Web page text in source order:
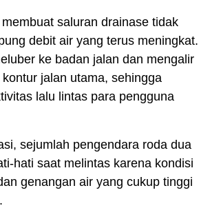
saluran drainase tidak
debit air yang terus meningkat.
ke badan jalan dan mengalir
jalan utama, sehingga
lalu lintas para pengguna
sejumlah pengendara roda dua
hati saat melintas karena kondisi
genangan air yang cukup tinggi